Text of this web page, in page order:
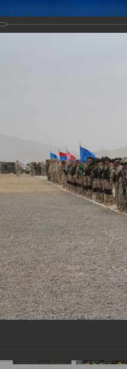
Совместное учение
14.11.2017